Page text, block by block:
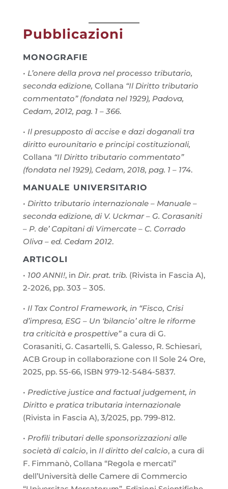
Pubblicazioni
MONOGRAFIE
• L’onere della prova nel processo tributario,
seconda edizione, Collana “Il Diritto tributario
commentato” (fondata nel 1929), Padova,
Cedam, 2012, pag. 1 – 366.
• Il presupposto di accise e dazi doganali tra
diritto eurounitario e principi costituzionali,
Collana “Il Diritto tributario commentato”
(fondata nel 1929), Cedam, 2018, pag. 1 – 174.
MANUALE UNIVERSITARIO
• Diritto tributario internazionale – Manuale –
seconda edizione, di V. Uckmar – G. Corasaniti
– P. de’ Capitani di Vimercate – C. Corrado
Oliva – ed. Cedam 2012.
ARTICOLI
• 100 ANNI!, in Dir. prat. trib. (Rivista in Fascia A),
2-2026, pp. 303 – 305.
• Il Tax Control Framework, in “Fisco, Crisi
d’impresa, ESG – Un ‘bilancio’ oltre le riforme
tra criticità e prospettive”a cura di G.
Corasaniti, G. Casartelli, S. Galesso, R. Schiesari,
ACB Group in collaborazione con Il Sole 24 Ore,
2025, pp. 55-66, ISBN 979-12-5484-5837.
• Predictive justice and factual judgement, in
Diritto e pratica tributaria internazionale
(Rivista in Fascia A), 3/2025, pp. 799-812.
• Profili tributari delle sponsorizzazioni alle
società di calcio, in Il diritto del calcio, a cura di
F. Fimmanò, Collana “Regola e mercati”
dell’Università delle Camere di Commercio